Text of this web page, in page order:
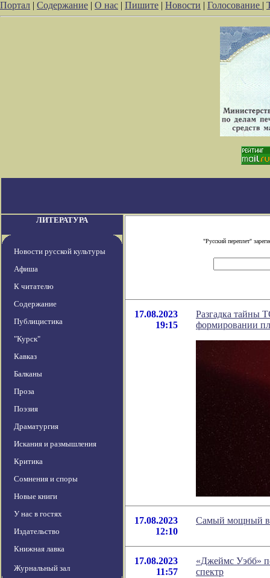
Портал | Содержание | О нас | Пишите | Новости | Голосование |
ЛИТЕРАТУРА
Новости русской культуры
Афиша
К читателю
Содержание
Публицистика
"Курск"
Кавказ
Балканы
Проза
Поэзия
Драматургия
Искания и размышления
Критика
Сомнения и споры
Новые книги
У нас в гостях
Издательство
Книжная лавка
Журнальный зал
"Русский переплет"
17.08.2023
19:15
Разгадка тайны
формировании
17.08.2023
12:10
Самый мощный
17.08.2023
11:57
«Джеймс Уэбб»
спектр